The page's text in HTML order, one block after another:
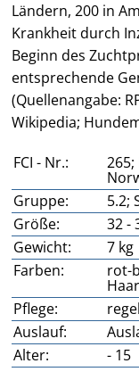
Ländern, 200 in
Krankheit durch
Beginn des
entsprechende
(Quellenangabe:
Wikipedia;
FCI - Nr.:
Gruppe:
5.2;
Größe:
32 -
Gewicht:
7 kg
Farben:
rot-
Pflege:
Auslauf:
Alter:
- 15